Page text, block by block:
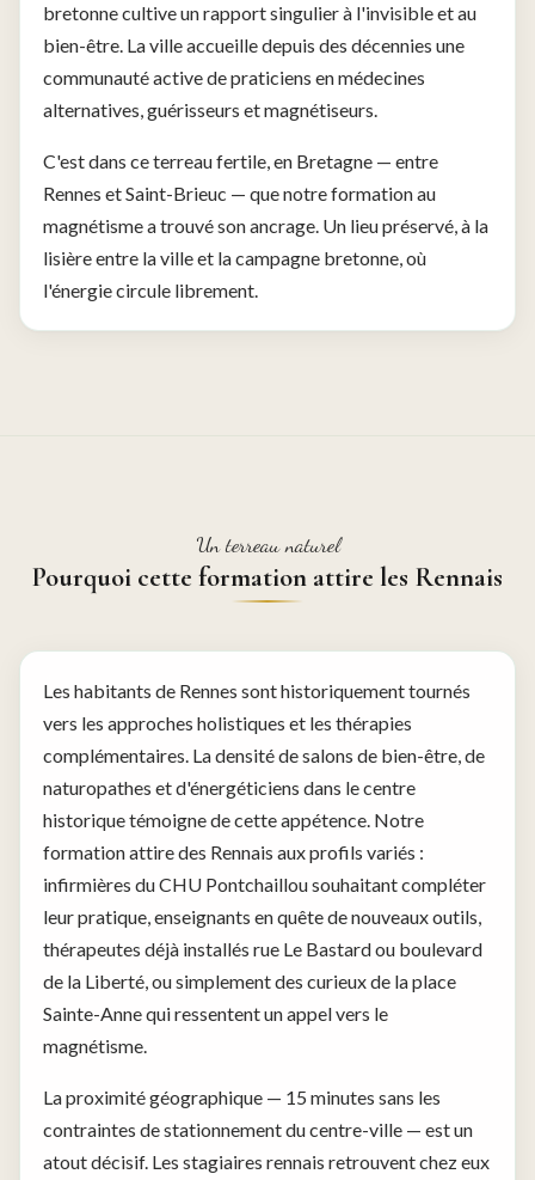
bretonne cultive un rapport singulier à l'invisible et au
bien-être. La ville accueille depuis des décennies une
communauté active de praticiens en médecines
alternatives, guérisseurs et magnétiseurs.
C'est dans ce terreau fertile, en Bretagne — entre
Rennes et Saint-Brieuc — que notre formation au
magnétisme a trouvé son ancrage. Un lieu préservé, à la
lisière entre la ville et la campagne bretonne, où
l'énergie circule librement.
Un terreau naturel
Pourquoi cette formation attire les Rennais
Les habitants de Rennes sont historiquement tournés
vers les approches holistiques et les thérapies
complémentaires. La densité de salons de bien-être, de
naturopathes et d'énergéticiens dans le centre
historique témoigne de cette appétence. Notre
formation attire des Rennais aux profils variés :
infirmières du CHU Pontchaillou souhaitant compléter
leur pratique, enseignants en quête de nouveaux outils,
thérapeutes déjà installés rue Le Bastard ou boulevard
de la Liberté, ou simplement des curieux de la place
Sainte-Anne qui ressentent un appel vers le
magnétisme.
La proximité géographique — 15 minutes sans les
contraintes de stationnement du centre-ville — est un
atout décisif. Les stagiaires rennais retrouvent chez eux